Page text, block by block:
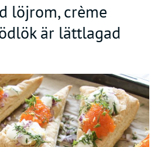
löjrom, crème
är lättlagad